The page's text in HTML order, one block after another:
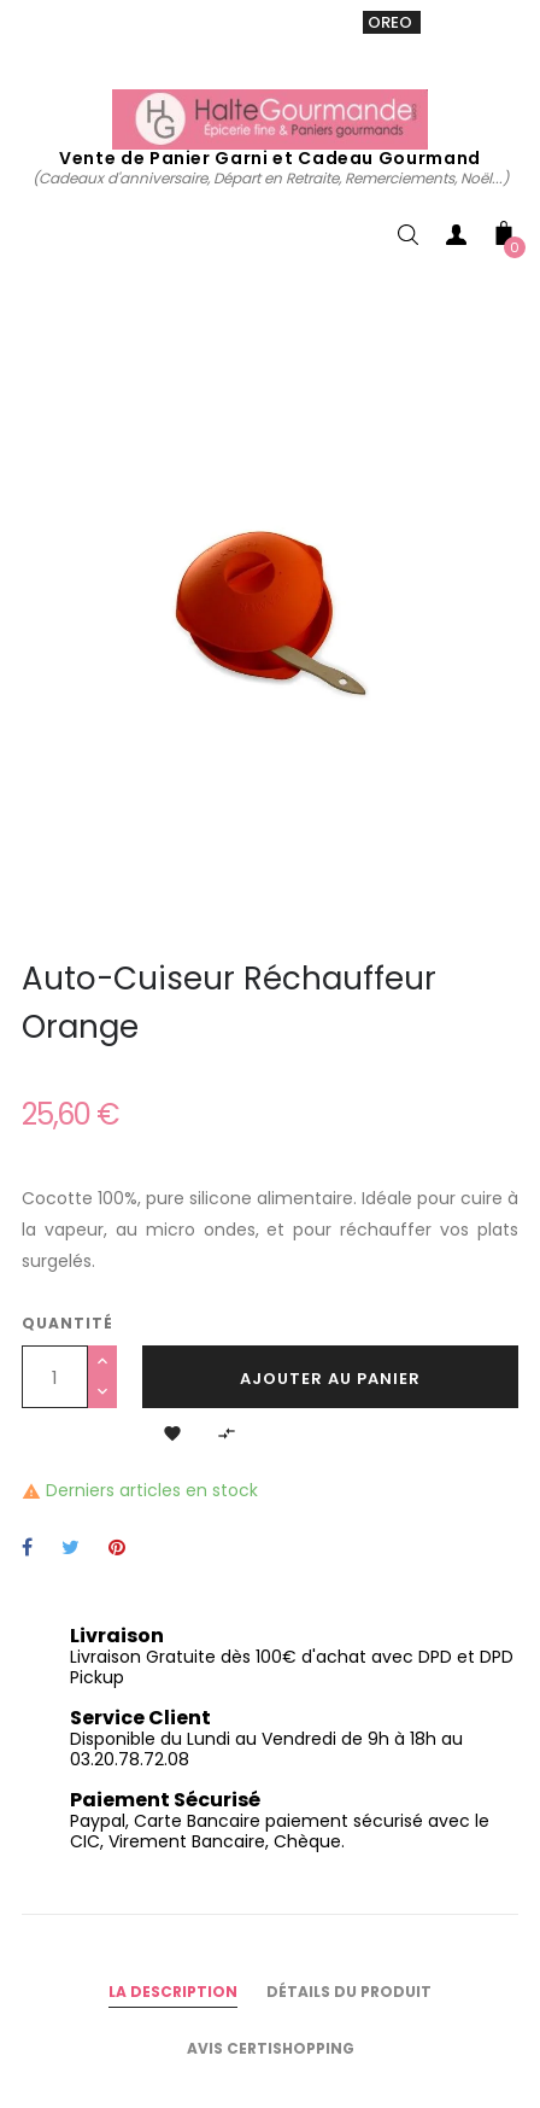
OREO
Vente de Panier Garni et Cadeau Gourmand
(Cadeaux d'anniversaire, Départ en Retraite, Remerciements, Noël...)
0
Auto-Cuiseur Réchauffeur
Orange
25,60 €
Cocotte 100%, pure silicone alimentaire. Idéale pour cuire à
la vapeur, au micro ondes, et pour réchauffer vos plats
surgelés.
QUANTITÉ
AJOUTER AU PANIER
 
 Derniers articles en stock
Livraison
Livraison Gratuite dès 100€ d'achat avec DPD et DPD
Pickup
Service Client
Disponible du Lundi au Vendredi de 9h à 18h au
03.20.78.72.08
Paiement Sécurisé
Paypal, Carte Bancaire paiement sécurisé avec le
CIC, Virement Bancaire, Chèque.
LA DESCRIPTION DÉTAILS DU PRODUIT
AVIS CERTISHOPPING